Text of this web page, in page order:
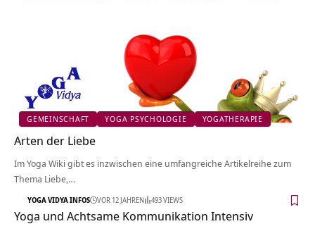
GEMEINSCHAFT YOGA PSYCHOLOGIE YOGATHERAPIE
Arten der Liebe
Im Yoga Wiki gibt es inzwischen eine umfangreiche Artikelreihe zum
Thema Liebe,…
YOGA VIDYA INFOS VOR 12 JAHREN 493 VIEWS
Yoga und Achtsame Kommunikation Intensiv